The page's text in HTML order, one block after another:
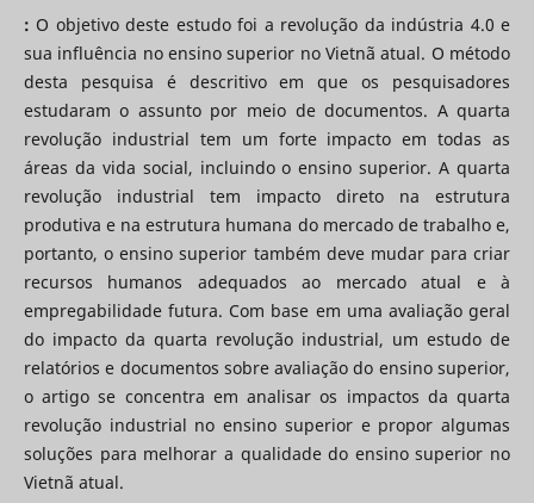
: O objetivo deste estudo foi a revolução da indústria 4.0 e
sua influência no ensino superior no Vietnã atual. O método
desta pesquisa é descritivo em que os pesquisadores
estudaram o assunto por meio de documentos. A quarta
revolução industrial tem um forte impacto em todas as
áreas da vida social, incluindo o ensino superior. A quarta
revolução industrial tem impacto direto na estrutura
produtiva e na estrutura humana do mercado de trabalho e,
portanto, o ensino superior também deve mudar para criar
recursos humanos adequados ao mercado atual e à
empregabilidade futura. Com base em uma avaliação geral
do impacto da quarta revolução industrial, um estudo de
relatórios e documentos sobre avaliação do ensino superior,
o artigo se concentra em analisar os impactos da quarta
revolução industrial no ensino superior e propor algumas
soluções para melhorar a qualidade do ensino superior no
Vietnã atual.